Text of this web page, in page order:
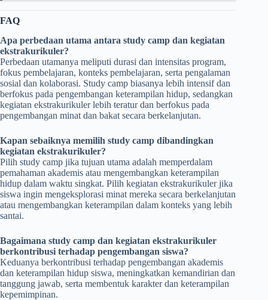
FAQ
Apa perbedaan utama antara study camp dan kegiatan
ekstrakurikuler?
Perbedaan utamanya meliputi durasi dan intensitas program,
fokus pembelajaran, konteks pembelajaran, serta pengalaman
sosial dan kolaborasi. Study camp biasanya lebih intensif dan
berfokus pada pengembangan keterampilan hidup, sedangkan
kegiatan ekstrakurikuler lebih teratur dan berfokus pada
pengembangan minat dan bakat secara berkelanjutan.
Kapan sebaiknya memilih study camp dibandingkan
kegiatan ekstrakurikuler?
Pilih study camp jika tujuan utama adalah memperdalam
pemahaman akademis atau mengembangkan keterampilan
hidup dalam waktu singkat. Pilih kegiatan ekstrakurikuler jika
siswa ingin mengeksplorasi minat mereka secara berkelanjutan
atau mengembangkan keterampilan dalam konteks yang lebih
santai.
Bagaimana study camp dan kegiatan ekstrakurikuler
berkontribusi terhadap pengembangan siswa?
Keduanya berkontribusi terhadap pengembangan akademis
dan keterampilan hidup siswa, meningkatkan kemandirian dan
tanggung jawab, serta membentuk karakter dan keterampilan
kepemimpinan.